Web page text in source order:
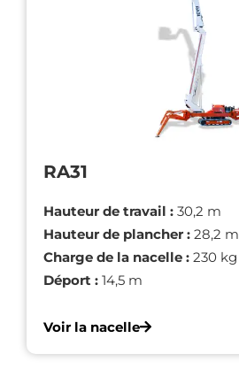
RA31
Hauteur de travail : 30,2 m
Hauteur de plancher : 28,2 m
Charge de la nacelle : 230 kg
Déport : 14,5 m
Voir la nacelle